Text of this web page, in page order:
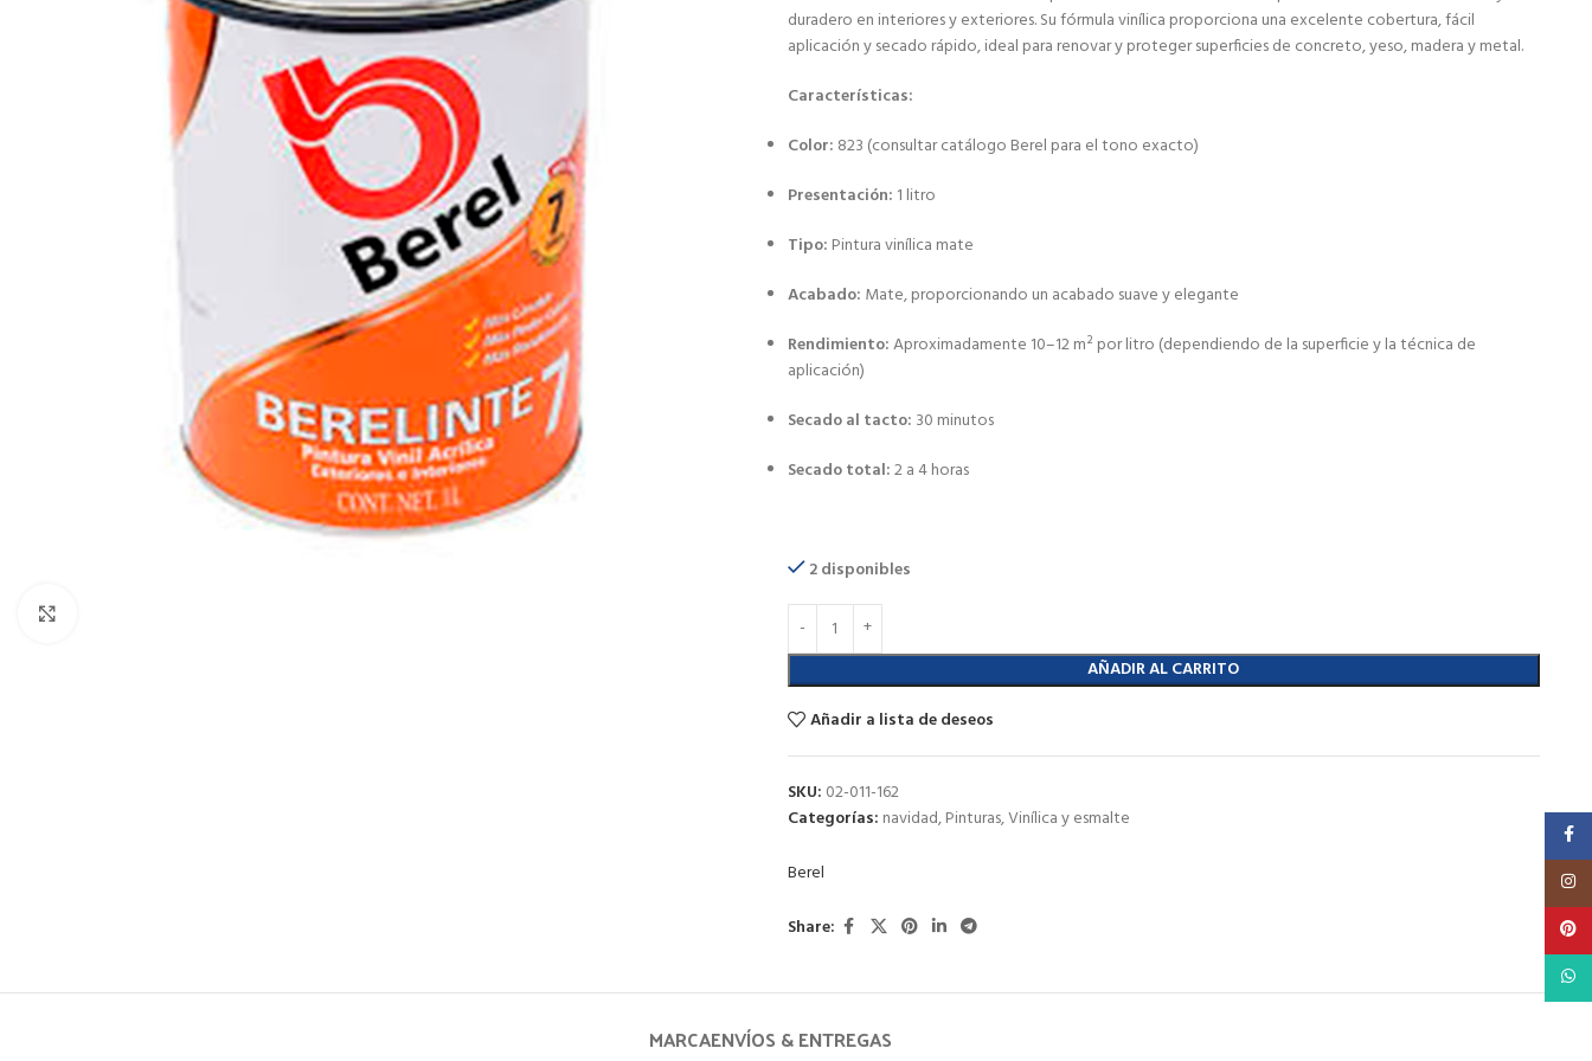
duradero en interiores y exteriores. Su fórmula vinílica proporciona una excelente cobertura, fácil
aplicación y secado rápido, ideal para renovar y proteger superficies de concreto, yeso, madera y metal.
Características:
Color: 823 (consultar catálogo Berel para el tono exacto)
Presentación: 1 litro
Tipo: Pintura vinílica mate
Acabado: Mate, proporcionando un acabado suave y elegante
Rendimiento:Aproximadamente 10–12 m² por litro (dependiendo de la superficie y la técnica de
aplicación)
Secado al tacto: 30 minutos
Secado total:2 a 4 horas
2 disponibles
AÑADIR AL CARRITO
Añadir a lista de deseos
SKU: 02-011-162
Categorías: navidad,Pinturas,Vinílica y esmalte
Berel
Share:
MARCAENVÍOS & ENTREGAS